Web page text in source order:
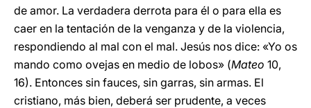
de amor. La verdadera derrota para él o para ella es
caer en la tentación de la venganza y de la violencia,
respondiendo al mal con el mal. Jesús nos dice: «Yo os
mando como ovejas en medio de lobos» (Mateo 10,
16). Entonces sin fauces, sin garras, sin armas. El
cristiano, más bien, deberá ser prudente, a veces